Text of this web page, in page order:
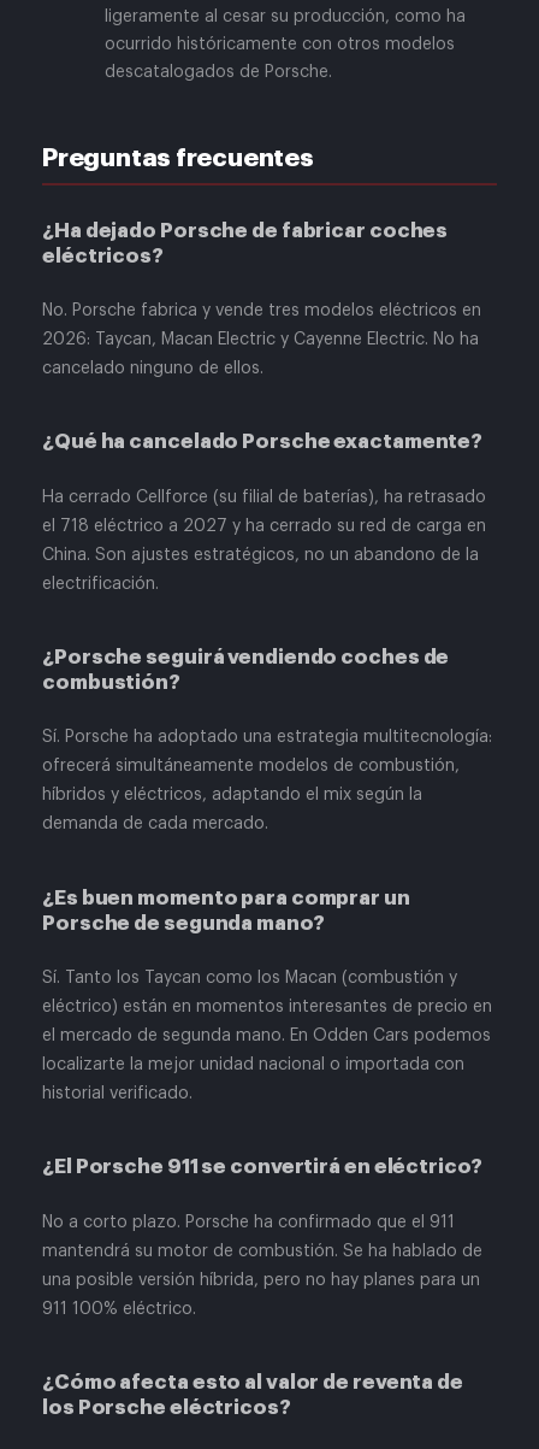
ligeramente al cesar su producción, como ha
ocurrido históricamente con otros modelos
descatalogados de Porsche.
Preguntas frecuentes
¿Ha dejado Porsche de fabricar coches
eléctricos?
No. Porsche fabrica y vende tres modelos eléctricos en
2026: Taycan, Macan Electric y Cayenne Electric. No ha
cancelado ninguno de ellos.
¿Qué ha cancelado Porsche exactamente?
Ha cerrado Cellforce (su filial de baterías), ha retrasado
el 718 eléctrico a 2027 y ha cerrado su red de carga en
China. Son ajustes estratégicos, no un abandono de la
electrificación.
¿Porsche seguirá vendiendo coches de
combustión?
Sí. Porsche ha adoptado una estrategia multitecnología:
ofrecerá simultáneamente modelos de combustión,
híbridos y eléctricos, adaptando el mix según la
demanda de cada mercado.
¿Es buen momento para comprar un
Porsche de segunda mano?
Sí. Tanto los Taycan como los Macan (combustión y
eléctrico) están en momentos interesantes de precio en
el mercado de segunda mano. En Odden Cars podemos
localizarte la mejor unidad nacional o importada con
historial verificado.
¿El Porsche 911 se convertirá en eléctrico?
No a corto plazo. Porsche ha confirmado que el 911
mantendrá su motor de combustión. Se ha hablado de
una posible versión híbrida, pero no hay planes para un
911 100% eléctrico.
¿Cómo afecta esto al valor de reventa de
los Porsche eléctricos?